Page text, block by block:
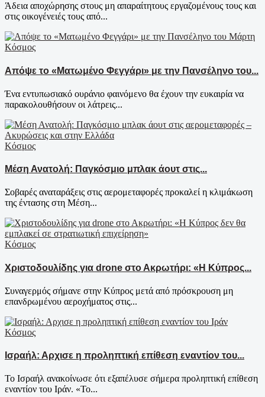
Άδεια αποχώρησης στους μη απαραίτητους εργαζομένους τους και
στις οικογένειές τους από...
Κόσμος
Απόψε το «Ματωμένο Φεγγάρι» με την Πανσέληνο του...
Ένα εντυπωσιακό ουράνιο φαινόμενο θα έχουν την ευκαιρία να
παρακολουθήσουν οι λάτρεις...
Κόσμος
Μέση Ανατολή: Παγκόσμιο μπλακ άουτ στις...
Σοβαρές αναταράξεις στις αερομεταφορές προκαλεί η κλιμάκωση
της έντασης στη Μέση...
Κόσμος
Χριστοδουλίδης για drone στο Ακρωτήρι: «Η Κύπρος...
Συναγερμός σήμανε στην Κύπρος μετά από πρόσκρουση μη
επανδρωμένου αεροχήματος στις...
Κόσμος
Ισραήλ: Αρχισε η προληπτική επίθεση εναντίον του...
Το Ισραήλ ανακοίνωσε ότι εξαπέλυσε σήμερα προληπτική επίθεση
εναντίον του Ιράν. «Το...